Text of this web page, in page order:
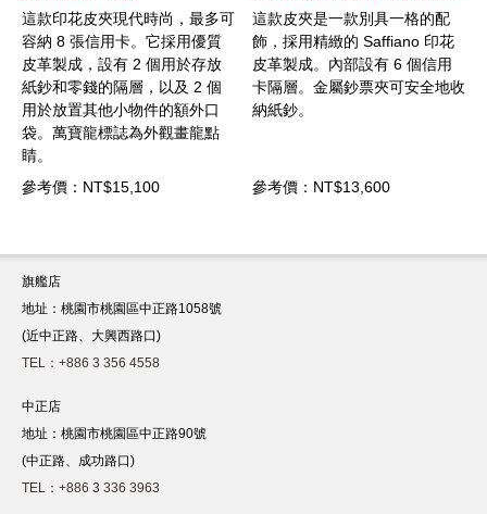
這款印花皮夾現代時尚，最多可
容納 8 張信用卡。它採用優質
皮革製成，設有 2 個用於存放
紙鈔和零錢的隔層，以及 2 個
用於放置其他小物件的額外口
袋。萬寶龍標誌為外觀畫龍點
睛。
參考價：NT$15,100
式皮夾
這款皮夾是一款別具一格的配
飾，採用精緻的 Saffiano 印花
皮革製成。內部設有 6 個信用
卡隔層。金屬鈔票夾可安全地收
納紙鈔。
參考價：NT$13,600
旗艦店
地址：桃園市桃園區中正路1058號
(近中正路、大興西路口)
TEL：+886 3 356 4558
中正店
地址：桃園市桃園區中正路90號
(中正路、成功路口)
TEL：+886 3 336 3963